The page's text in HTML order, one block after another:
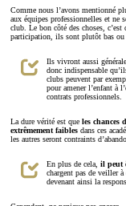
Comme nous l’avons mentionné
aux équipes professionnelles et ne
club. Le bon côté des choses,
participation, ils sont plutôt bas ou
Ils vivront aussi
donc indispensable
clubs peuvent par
pour amener l’enfant à
contrats professionnels.
La dure vérité est que les chances
extrêmement faibles dans ces
les autres seront contraints
En plus de cela, il peut
chargent pas de veiller à
devenant ainsi la